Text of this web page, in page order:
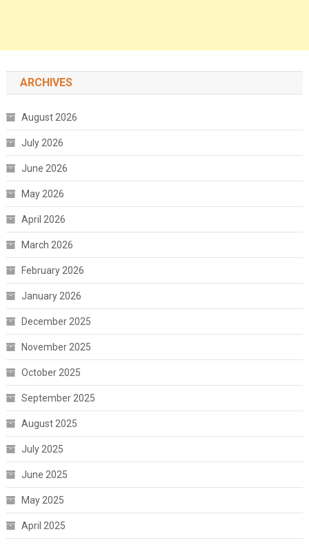
ARCHIVES
August 2026
July 2026
June 2026
May 2026
April 2026
March 2026
February 2026
January 2026
December 2025
November 2025
October 2025
September 2025
August 2025
July 2025
June 2025
May 2025
April 2025